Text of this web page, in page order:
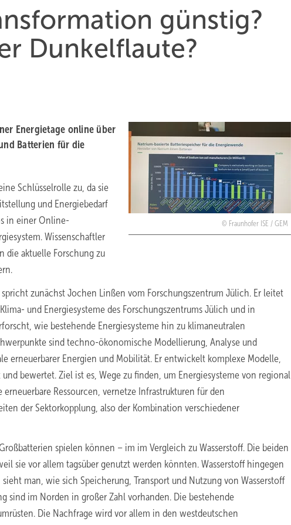
günstig?
Dunkelflaute?
Fraunhofer ISE / GEM
Energietage online über
Batterien für die
Schlüsselrolle zu, da sie
und Energiebedarf
in einer Online-
Wissenschaftler
die aktuelle Forschung zu
zunächst Jochen Linßen vom Forschungszentrum Jülich. Er leitet
und Energiesysteme des Forschungszentrums Jülich und in
wie bestehende Energiesysteme hin zu klimaneutralen
sind techno-ökonomische Modellierung, Analyse und
erneuerbarer Energien und Mobilität. Er entwickelt komplexe Modelle,
bewertet. Ziel ist es, Wege zu finden, um Energiesysteme von regional
Ressourcen, vernetze Infrastrukturen für den
der Sektorkopplung, also der Kombination verschiedener
spielen können – im im Vergleich zu Wasserstoff. Die beiden
sie vor allem tagsüber genutzt werden könnten. Wasserstoff hingegen
man, wie sich Speicherung, Transport und Nutzung von Wasserstoff
sind im Norden in großer Zahl vorhanden. Die bestehende
Die Nachfrage wird vor allem in den westdeutschen